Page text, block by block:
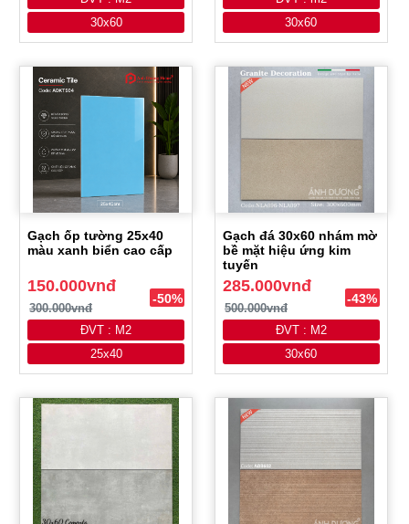
30x60
30x60
Gạch ốp tường 25x40
màu xanh biển cao cấp
150.000vnđ
300.000vnđ
-50%
ĐVT : M2
25x40
Gạch đá 30x60 nhám mờ
bề mặt hiệu ứng kim
tuyến
285.000vnđ
500.000vnđ
-43%
ĐVT : M2
30x60